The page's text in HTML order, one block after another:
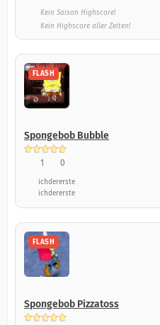
Kein Saison Highscore!
Kein Highscore aller Zeiten!
FLASH
Spongebob Bubble
1 0
ichdererste
ichdererste
FLASH
Spongebob Pizzatoss